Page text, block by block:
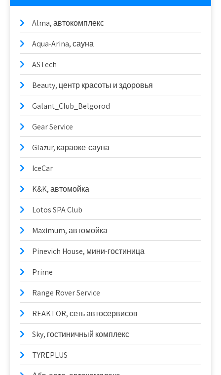
Alma, автокомплекс
Aqua-Arina, сауна
ASTech
Beauty, центр красоты и здоровья
Galant_Club_Belgorod
Gear Service
Glazur, караоке-сауна
IceCar
K&K, автомойка
Lotos SPA Club
Maximum, автомойка
Pinevich House, мини-гостиница
Prime
Range Rover Service
REAKTOR, сеть автосервисов
Sky, гостиничный комплекс
TYREPLUS